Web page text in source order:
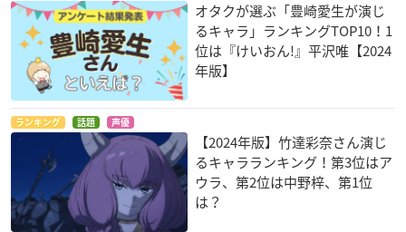
オタクが選ぶ「豊崎愛生が演じ
るキャラ」ランキングTOP10！1
位は『けいおん!』平沢唯【2024
年版】
ランキング 話題 声優
【2024年版】竹達彩奈さん演じ
るキャラランキング！第3位はア
ウラ、第2位は中野梓、第1位
は？